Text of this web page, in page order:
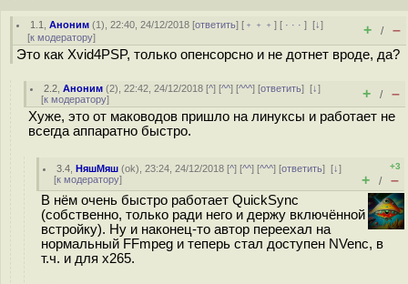
1.1 ,Аноним (1), 22:40, 24/12/2018 [ответить] [ ﹢﹢﹢] [ · · ·][↓]
[к модератору] + / –
Это как Xvid4PSP, только опенсорсно и не дотнет вроде, да?
2.2 ,Аноним (2), 22:42, 24/12/2018 [^] [^^] [^^^] [ответить][↓]
[к модератору] + / –
Хуже, это от маководов пришло на линуксы и работает не
всегда аппаратно быстро.
3.4 ,НяшМяш (ok), 23:24, 24/12/2018 [^] [^^] [^^^] [ответить][↓]
[к модератору]
+3
+ / –
В нём очень быстро работает QuickSync
(собственно, только ради него и держу включённой
встройку). Ну и наконец-то автор переехал на
нормальный FFmpeg и теперь стал доступен NVenc, в
т.ч. и для x265.